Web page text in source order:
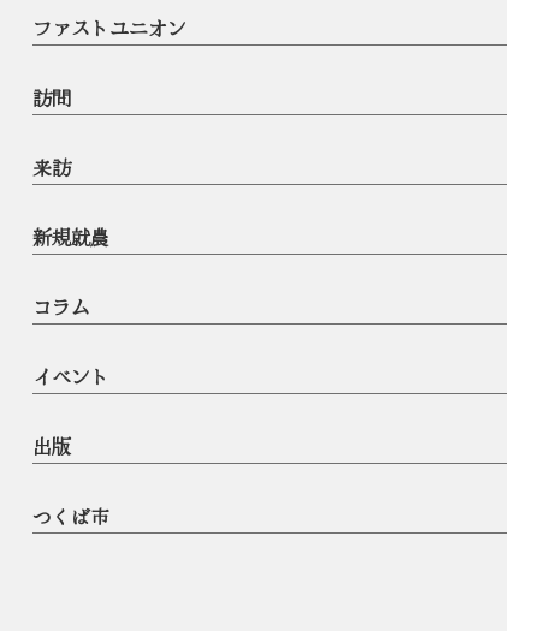
ファストユニオン
訪問
来訪
新規就農
コラム
イベント
出版
つくば市